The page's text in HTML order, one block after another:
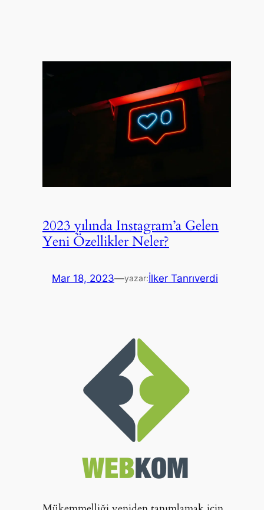
2023 yılında Instagram’a Gelen
Yeni Özellikler Neler?
Mar 18, 2023—yazar:İlker Tanrıverdi